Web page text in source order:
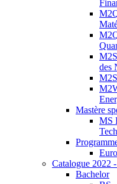
des
Mastère
MS
Catalogue 2022
Bachelor